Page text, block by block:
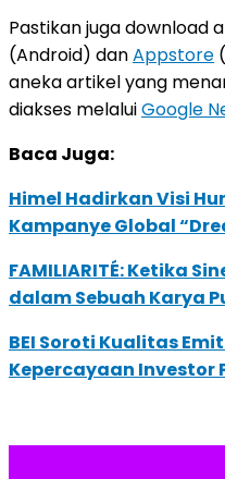
Pastikan juga download
(Android) danAppstore
aneka artikel yang
diakses melaluiGoogle
Baca Juga:
Himel Hadirkan Visi
Kampanye Global
FAMILIARITÉ: Ketika
dalam Sebuah Karya
BEI Soroti Kualitas
Kepercayaan Investor